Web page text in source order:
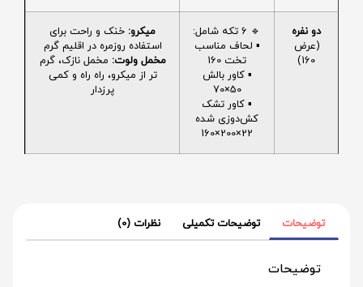
دو نفره
(عرض
160)
🔹 6 تکه شامل:
▪️ لحاف مناسب
تخت 160
▪️ کاور بالش
50×70
▪️ کاور تشک
کش‌دوزی شده
22×200×160
میکرو: خنک و راحت برای
استفاده روزمره در اقلیم گرم
مخمل ولوت: مخمل نازک، گرم
تر از میکرو، راه راه و کمی
پرزدار
توضیحات توضیحات تکمیلی نظرات (0)
توضیحات